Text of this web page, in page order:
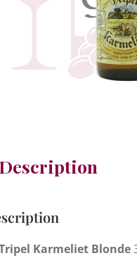
Description
Karmeliet Blonde